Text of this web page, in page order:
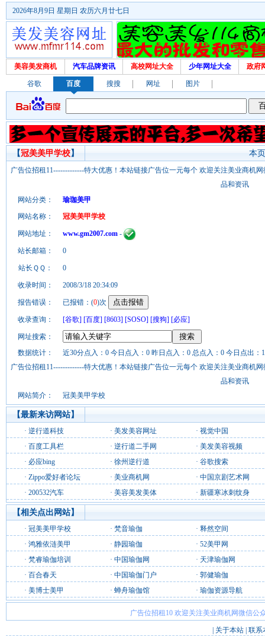
2026年8月9日 星期日 农历六月廿七日
美容美发商机 汽车品牌资讯 高校网址大全 少年网址大全 政府
谷歌 百度 搜搜 网址 图片
本
【冠美美甲学校】
广告位招租11-------------特大优惠！本站链接广告位一元每个 欢迎关注美业商机
品和资讯
网站分类：
瑜珈美甲
网站名称：
冠美美甲学校
网站地址： www.gm2007.com -
站长邮箱： 0
站长ＱＱ： 0
收录时间： 2008/3/18 20:34:09
报告错误： 已报错：(0)次
收录查询： [谷歌] [百度] [8603] [SOSO] [搜狗] [必应]
网址搜索：
数据统计：
近30分点入：0 今日点入：0 昨日点入：0 总点入：0 今日点出：
广告位招租11-------------特大优惠！本站链接广告位一元每个 欢迎关注美业商机
品和资讯
网站简介：
冠美美甲学校
【最新来访网站】
· 逆行道科技 · 美发美容网址 · 视觉中国
· 百度工具栏 · 逆行道二手网 · 美发美容视频
· 必应bing · 徐州逆行道 · 谷歌搜索
· Zippo爱好者论坛 · 美业商机网 · 中国京剧艺术网
· 200532汽车 · 美容美发美体 · 新疆寒冰刺纹身
【相关点出网站】
· 冠美美甲学校 · 梵音瑜伽 · 释然空间
· 鸿雅依涟美甲 · 静园瑜伽 · 52美甲网
· 梵睿瑜伽培训 · 中国瑜伽网 · 天津瑜伽网
· 百合春天 · 中国瑜伽门户 · 郭健瑜伽
· 美博士美甲 · 蝉舟瑜伽馆 · 瑜伽资源导航
广告位招租10 欢迎关注美业商机网微信公
关于本站 联系